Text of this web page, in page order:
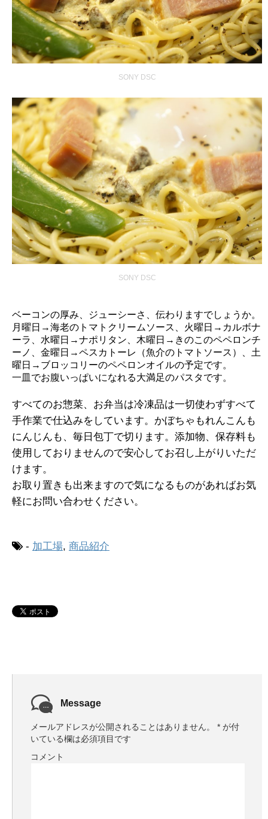
SONY DSC
SONY DSC
ベーコンの厚み、ジューシーさ、伝わりますでしょうか。
月曜日→海老のトマトクリームソース、火曜日→カルボナ
ーラ、水曜日→ナポリタン、木曜日→きのこのペペロンチ
ーノ、金曜日→ペスカトーレ（魚介のトマトソース）、土
曜日→ブロッコリーのペペロンオイルの予定です。
一皿でお腹いっぱいになれる大満足のパスタです。
すべてのお惣菜、お弁当は冷凍品は一切使わずすべて
手作業で仕込みをしています。かぼちゃもれんこんも
にんじんも、毎日包丁で切ります。添加物、保存料も
使用しておりませんので安心してお召し上がりいただ
けます。
お取り置きも出来ますので気になるものがあればお気
軽にお問い合わせください。
- 加工場, 商品紹介
Message
メールアドレスが公開されることはありません。 * が付
いている欄は必須項目です
コメント